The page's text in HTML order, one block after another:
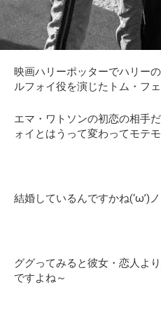
映画ハリーポッターでハリー
ルフォイ役を演じたトム・フェ
エマ・ワトソンの初恋の相手
ォイとはうって変わってモテ
結婚しているんですかね(‘ω’)ノ
ググってみると彼女・恋人よ
ですよね～